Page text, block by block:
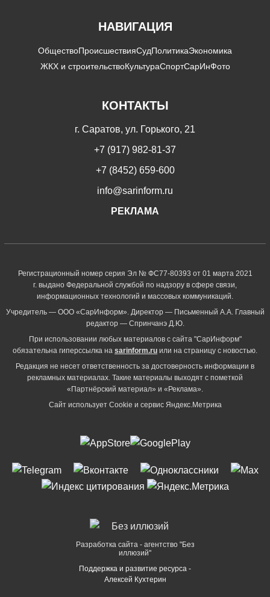
НАВИГАЦИЯ
ОбществоПроисшествияСудПолитикаЭкономика
ЖКХ и строительствоКультураСпортСарИнФото
КОНТАКТЫ
г. Саратов, ул. Горького, 21
+7 (917) 982-81-37
+7 (8452) 659-600
info@sarinform.ru
РЕКЛАМА
Регистрационный номер серия Эл № ФС77-80393 от 01 марта 2021
г. выдано Федеральной службой по надзору в сфере связи,
информационных технологий и массовых коммуникаций.
Учредитель — ООО «СарИнформ». Директор — Письменный А.А. Главный
редактор — Спринчанэ Д.Ю.
При использовании любых материалов с сайта "СарИнформ"
обязательна гиперссылка на sarinform.ru или на страницу с новостью.
Редакция не несет ответственность за достоверность информации в
рекламных материалах. Такие материалы выходят с пометкой
«Партнёрский материал» и «Реклама».
Сайт использует Cookie и сервиc Яндекс.Метрика
Разработка сайта - агентство "Без
иллюзий"
Поддержка и развитие ресурса -
Алексей Кухтерин